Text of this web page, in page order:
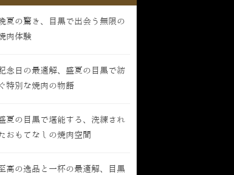
夏の驚き、目黒で出会う無限の
肉体験
念日の最適解、盛夏の目黒で紡
ぐ特別な焼肉の物語
夏の目黒で堪能する、洗練され
おもてなしの焼肉空間
高の逸品と一杯の最適解、目黒